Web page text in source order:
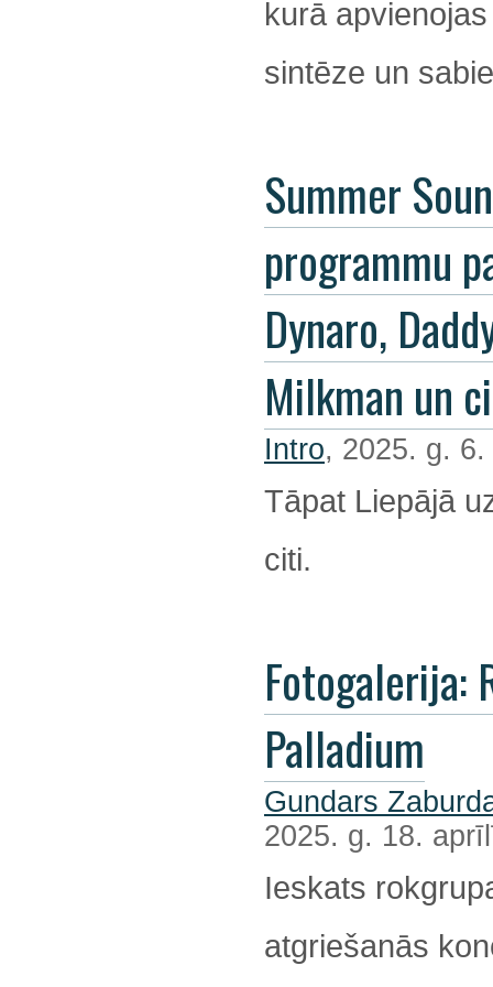
kurā
sintēze un
Summer
programmu
Dynaro,
Milkman un
Intro, 2025. g. 6.
Tāpat Liepājā
citi.
Fotogalerija:
Palladium
Gundars
2025. g. 18.
Ieskats
atgriešanās